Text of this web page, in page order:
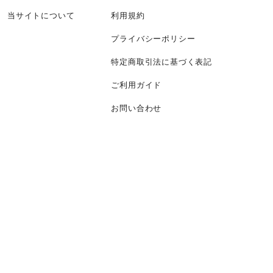
当サイトについて 利用規約
プライバシーポリシー
特定商取引法に基づく表記
ご利用ガイド
お問い合わせ